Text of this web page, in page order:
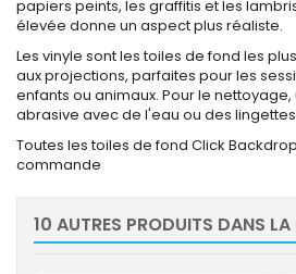
papiers peints, les graffitis et les
élevée donne un aspect plus réaliste.
Les vinyle sont les toiles de fond les
aux projections, parfaites pour les
enfants ou animaux. Pour le
abrasive avec de l'eau ou des
Toutes les toiles de fond Click
commande
10 AUTRES PRODUITS DANS